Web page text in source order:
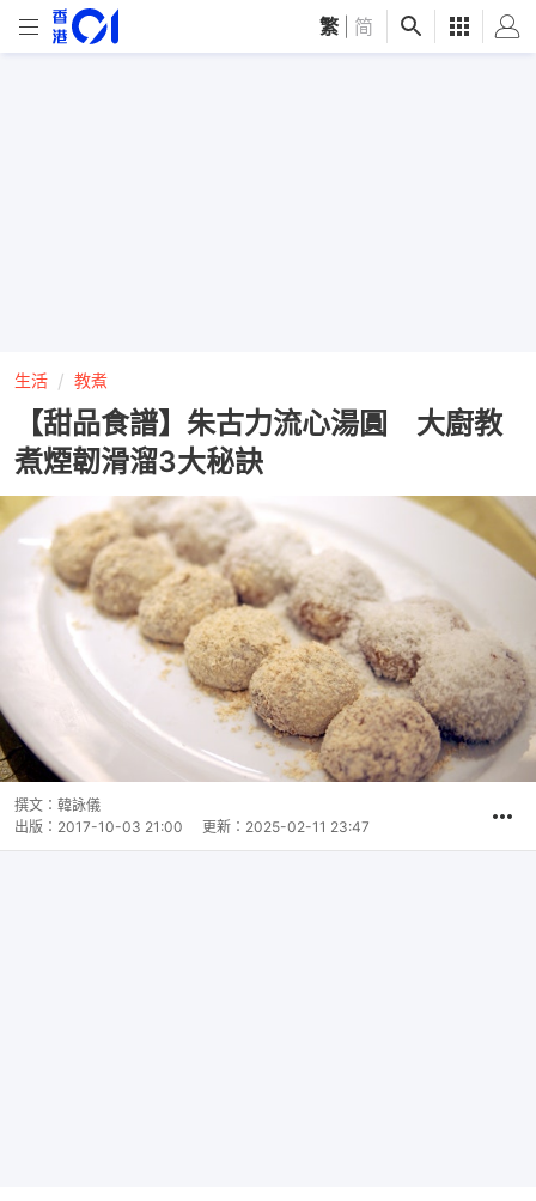
繁 简
生活 教煮
【甜品食譜】朱古力流心湯圓 大廚教
煮煙韌滑溜3大秘訣
撰文： 韓詠儀
出版： 2017-10-03 21:00 更新： 2025-02-11 23:47